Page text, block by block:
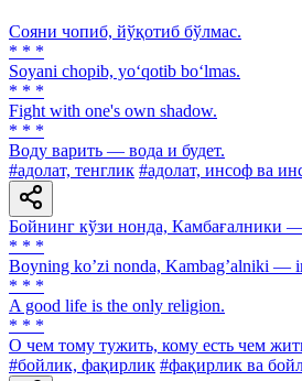
Сояни чопиб, йўқотиб бўлмас.
* * *
Soyani chopib, yo‘qotib bo‘lmas.
* * *
Fight with one's own shadow.
* * *
Воду варить — вода и будет.
#адолат, тенглик #адолат, инсоф ва
Бойнинг кўзи нонда, Камбағалники
* * *
Boyning koʼzi nonda, Kambagʼalniki —
* * *
A good life is the only religion.
* * *
О чем тому тужить, кому есть чем
#бойлик, фақирлик #фақирлик ва